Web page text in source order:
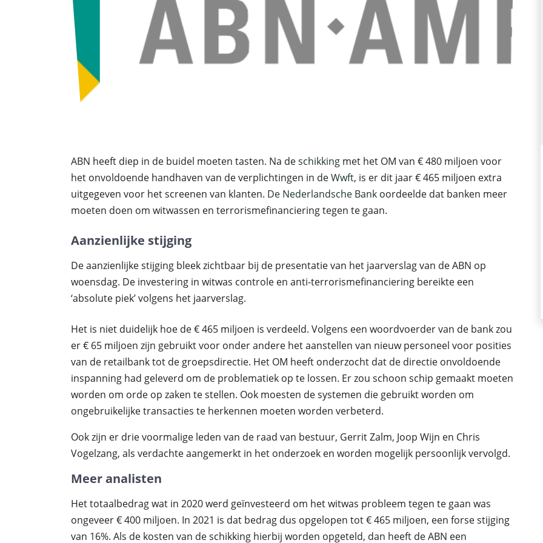
ABN heeft diep in de buidel moeten tasten. Na deschikking met het OM van € 480 miljoen voor
het onvoldoende handhaven van de verplichtingen in deWwft, is er dit jaar € 465 miljoen extra
uitgegeven voor het screenen van klanten. De Nederlandsche Bank oordeelde dat banken meer
moeten doen om witwassen en terrorismefinanciering tegen te gaan.
Aanzienlijke stijging
De aanzienlijke stijging bleek zichtbaar bij de presentatie van het jaarverslag van de ABN op
woensdag. De investering in witwas controle en anti-terrorismefinanciering bereikte een
‘absolute piek’ volgens het jaarverslag.
Het is niet duidelijk hoe de € 465 miljoen is verdeeld. Volgens een woordvoerder van de bank zou
er € 65 miljoen zijn gebruikt voor onder andere het aanstellen van nieuw personeel voor posities
van de retailbank tot de groepsdirectie. Het OM heeft onderzocht dat de directie onvoldoende
inspanning had geleverd om de problematiek op te lossen. Er zou schoon schip gemaakt moeten
worden om orde op zaken te stellen. Ook moesten de systemen die gebruikt worden om
ongebruikelijke transacties te herkennen moeten worden verbeterd.
Ook zijn er drie voormalige leden van de raad van bestuur, Gerrit Zalm, Joop Wijn en Chris
Vogelzang, als verdachte aangemerkt in het onderzoek en worden mogelijk persoonlijk vervolgd.
Meer analisten
Het totaalbedrag wat in 2020 werd geïnvesteerd om het witwas probleem tegen te gaan was
ongeveer € 400 miljoen. In 2021 is dat bedrag dus opgelopen tot € 465 miljoen, een forse stijging
van 16%. Als de kosten van de schikking hierbij worden opgeteld, dan heeft de ABN een